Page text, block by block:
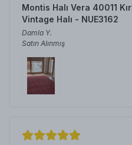
Montis Halı Vera 40011
Vintage Halı - NUE3162
Damla Y.
Satın Alınmış